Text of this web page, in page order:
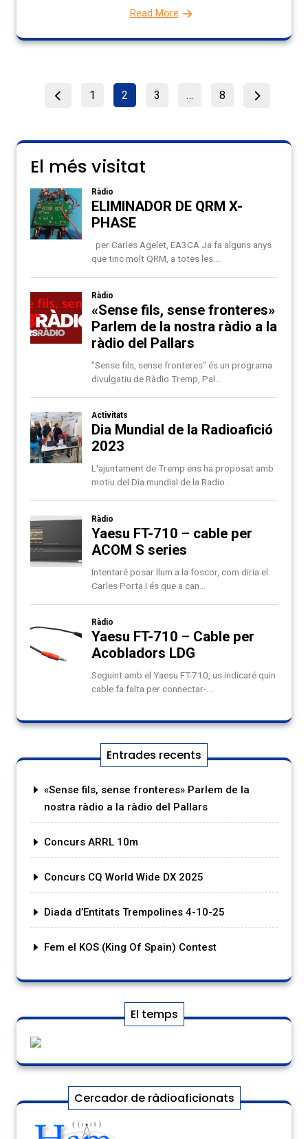
Read More
Paginació
les
Page
1 Page
2 Page
3 … Page
8
El més visitat
Entrades recents
«Sense fils, sense fronteres» Parlem de la
nostra ràdio a la ràdio del Pallars
Concurs ARRL 10m
Concurs CQ World Wide DX 2025
Diada d’Entitats Trempolines 4-10-25
Fem el KOS (King Of Spain) Contest
El temps
Cercador de ràdioaficionats